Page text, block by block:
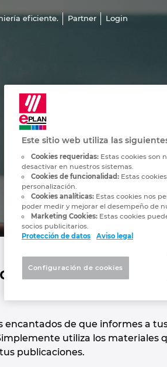
eficiente. Partner Login
Inicio de
sesión
encantados de que informes a
utiliza los materiales
publicaciones.
Este sitio web utiliza las
Cookies requeridas: Estas cookies son
desactivar en nuestros sistemas.
Cookies de funcionalidad: Estas
personalización.
Cookies analíticas: Estas cookies nos
poder medir y mejorar el desempeño de
Marketing Cookies: Estas cookies
socios publicitarios.
Protección de datos
Aviso legal
Configuración de cookies